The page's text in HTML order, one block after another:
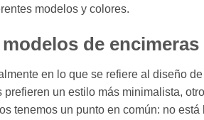
modelos y colores.
de
en lo que se refiere al diseño
un estilo más minimalista,
tenemos un punto en común: no